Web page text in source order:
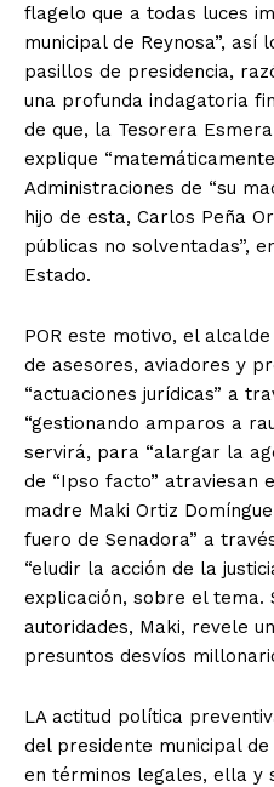
flagelo que a todas luces
municipal de Reynosa”, así
pasillos de presidencia,
una profunda indagatoria
de que, la Tesorera
explique
Administraciones de “su
hijo de esta, Carlos Peña
públicas no solventadas”,
Estado.
POR este motivo, el
de asesores, aviadores y
“actuaciones jurídicas” a
“gestionando amparos a
servirá, para “alargar la
de “Ipso facto” atraviesan
madre Maki Ortiz
fuero de Senadora” a
“eludir la acción de la
explicación, sobre el tema.
autoridades, Maki, revele
presuntos desvíos
LA actitud política
del presidente municipal
en términos legales, ella y